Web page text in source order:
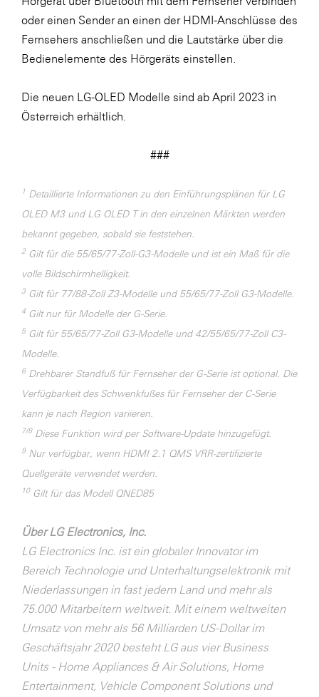
oder einen Sender an einen der HDMI-Anschlüsse des
Fernsehers anschließen und die Lautstärke über die
Bedienelemente des Hörgeräts einstellen.
Die neuen LG-OLED Modelle sind ab April 2023 in
Österreich erhältlich.
###
1
Detaillierte Informationen zu den Einführungsplänen für LG
OLED M3 und LG OLED T in den einzelnen Märkten werden
bekannt gegeben, sobald sie feststehen.
2 Gilt für die 55/65/77-Zoll-G3-Modelle und ist ein Maß für die
volle Bildschirmhelligkeit.
3 Gilt für 77/88-Zoll Z3-Modelle und 55/65/77-Zoll G3-Modelle.
4 Gilt nur für Modelle der G-Serie.
5 Gilt für 55/65/77-Zoll G3-Modelle und 42/55/65/77-Zoll C3-
Modelle.
6 Drehbarer Standfuß für Fernseher der G-Serie ist optional. Die
Verfügbarkeit des Schwenkfußes für Fernseher der C-Serie
kann je nach Region variieren.
7/8 Diese Funktion wird per Software-Update hinzugefügt.
9 Nur verfügbar, wenn HDMI 2.1 QMS VRR-zertifizierte
Quellgeräte verwendet werden.
10Gilt für das Modell QNED85
Über LG Electronics, Inc.
LG Electronics Inc. ist ein globaler Innovator im
Bereich Technologie und Unterhaltungselektronik mit
Niederlassungen in fast jedem Land und mehr als
75.000 Mitarbeitern weltweit. Mit einem weltweiten
Umsatz von mehr als 56 Milliarden US-Dollar im
Geschäftsjahr 2020 besteht LG aus vier Business
Units - Home Appliances & Air Solutions, Home
Entertainment, Vehicle Component Solutions und